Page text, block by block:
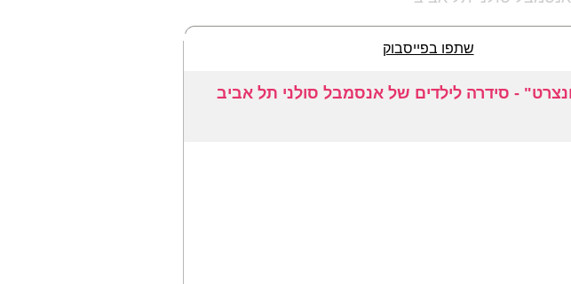
שתפו בפייסבוק
- סידרה לילדים של אנסמבל סולני תל אביב